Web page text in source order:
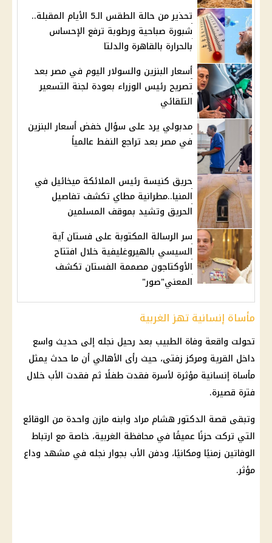
تحذير من حالة الطقس الـ5 الأيام المقبلة..
شبورة صباحية ورطوبة ترفع الإحساس
بالحرارة بالقاهرة والدلتا
أسعار البنزين والسولار اليوم في مصر بعد
تصريح رئيس الوزراء بعودة لجنة التسعير
التلقائي
مدبولي يرد على سؤال خفض أسعار البنزين
في مصر بعد تراجع النفط عالمياً
حريق كنيسة رئيس الملائكة ميخائيل في
المنيا..مطرانية مطاي تكشف تفاصيل
الحريق وتشيد بموقف المسلمين
سر الرسالة المكتوبة على فستان آية
السيسي بالهيروغليفية خلال افتتاح
الأوكتاجون مصممة الفستان تكشف
المعني"صور"
مأساة إنسانية تهز الغربية
تحولت واقعة وفاة الطبيب بعد رحيل نجله إلى حديث واسع
داخل القرية ومركز زفتى، حيث رأى الأهالي أن ما حدث يمثل
مأساة إنسانية مؤثرة لأسرة فقدت طفلًا ثم فقدت الأب خلال
فترة قصيرة.
وتبقى قصة الدكتور هشام مراد وابنه مازن واحدة من الوقائع
التي تركت حزنًا عميقًا في محافظة الغربية، خاصة مع ارتباط
الوفاتين زمنيًا ومكانيًا، ودفن الأب بجوار نجله في مشهد وداع
مؤثر.